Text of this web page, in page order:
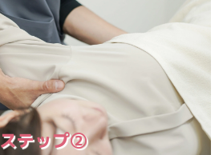
ステップ②